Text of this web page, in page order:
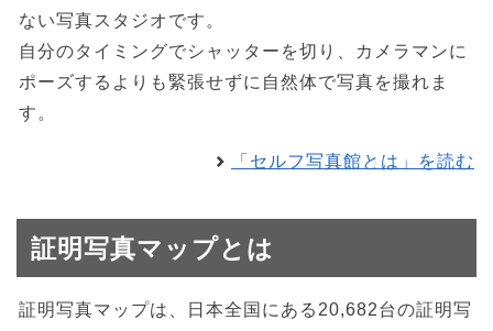
ない写真スタジオです。
自分のタイミングでシャッターを切り、カメラマンに
ポーズするよりも緊張せずに自然体で写真を撮れま
す。
「セルフ写真館とは」を読む
証明写真マップとは
証明写真マップは、日本全国にある20,682台の証明写